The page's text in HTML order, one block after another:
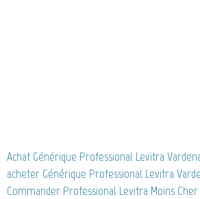
Achat Générique Professional Levitra
acheter Générique Professional Levitra
Commander Professional Levitra Moins Cher